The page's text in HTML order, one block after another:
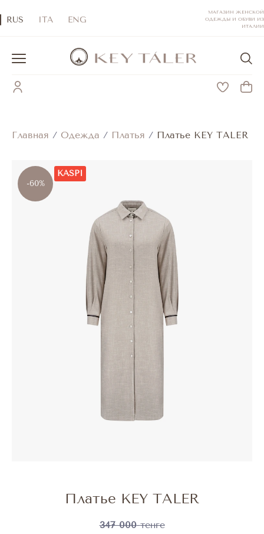
RUS ITA ENG
МАГАЗИН ЖЕНСКОЙ
ОДЕЖДЫ И ОБУВИ ИЗ
ИТАЛИИ
Главная / Одежда / Платья / Платье KEY TALER
-60%
KASPI
Платье KEY TALER
347 000 тенге